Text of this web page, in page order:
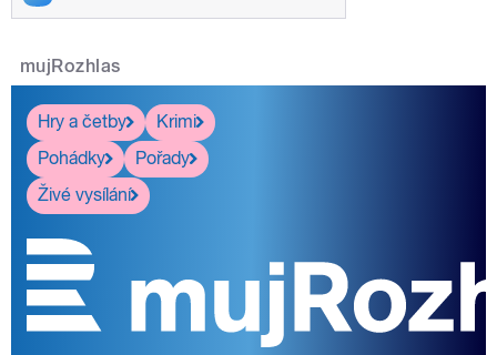
mujRozhlas
Hry a četby
Krimi
Pohádky
Pořady
Živé vysílání